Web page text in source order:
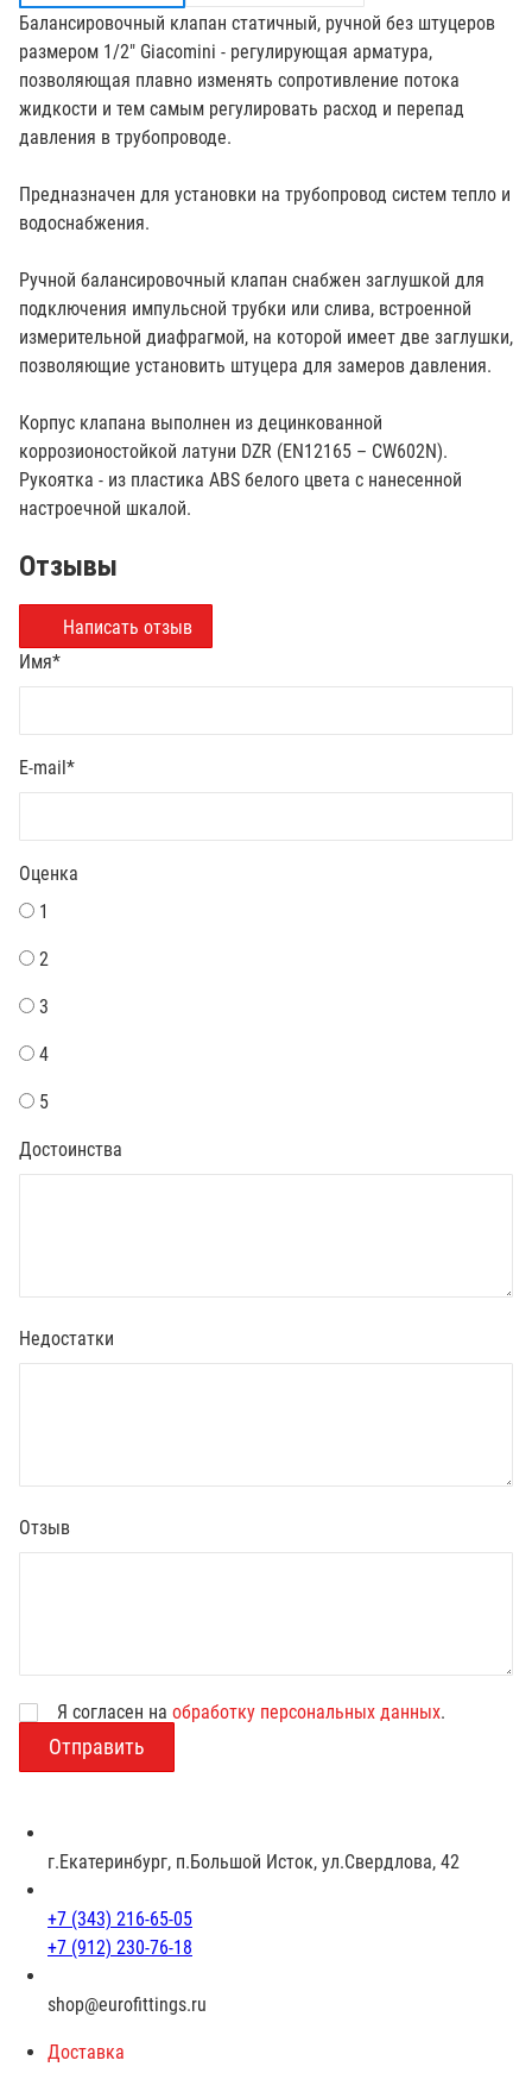
Балансировочный клапан статичный, ручной без штуцеров
размером 1/2" Giacomini - регулирующая арматура,
позволяющая плавно изменять сопротивление потока
жидкости и тем самым регулировать расход и перепад
давления в трубопроводе.
Предназначен для установки на трубопровод систем тепло и
водоснабжения.
Ручной балансировочный клапан снабжен заглушкой для
подключения импульсной трубки или слива, встроенной
измерительной диафрагмой, на которой имеет две заглушки,
позволяющие установить штуцера для замеров давления.
Корпус клапана выполнен из децинкованной
коррозионостойкой латуни DZR (EN12165 – CW602N).
Рукоятка - из пластика ABS белого цвета с нанесенной
настроечной шкалой.
Отзывы
Написать отзыв
Имя*
E-mail*
Оценка
1
2
3
4
5
Достоинства
Недостатки
Отзыв
з
Я согласен на обработку персональных данных.
г.Екатеринбург, п.Большой Исток, ул.Свердлова, 42
+7 (343) 216-65-05
+7 (912) 230-76-18
shop@eurofittings.ru
Доставка